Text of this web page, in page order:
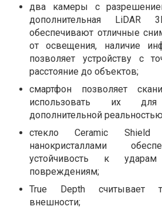
два камеры с
дополнительная LiDAR
обеспечивают отличные
от освещения, наличие
позволяет устройству с
расстояние до объектов;
смартфон позволяет
использовать их
дополнительной
стекло Ceramic Shield
нанокристаллами
устойчивость к
повреждениям;
True Depth считывает
внешности;